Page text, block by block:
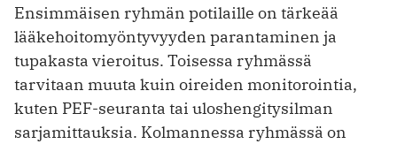
Ensimmäisen ryhmän potilaille on tärkeää
lääkehoitomyöntyvyyden parantaminen ja
tupakasta vieroitus. Toisessa ryhmässä
tarvitaan muuta kuin oireiden monitorointia,
kuten PEF-seuranta tai uloshengitysilman
sarjamittauksia. Kolmannessa ryhmässä on